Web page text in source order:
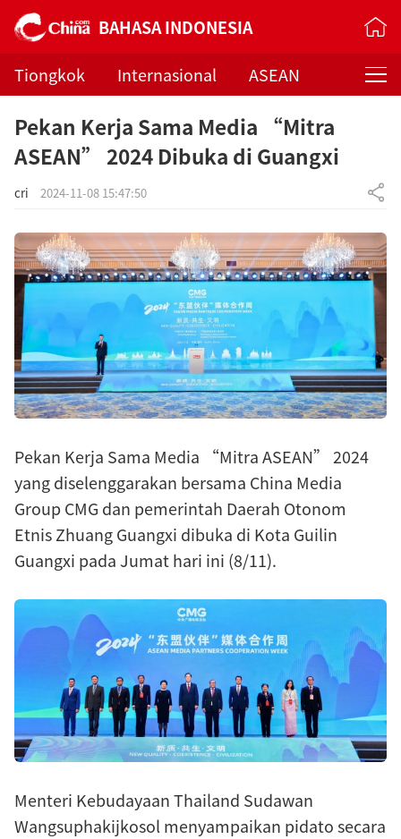
BAHASA INDONESIA
Tiongkok Internasional
ASEAN
Beijing Banget
Pekan Kerja Sama Media “Mitra
ASEAN” 2024 Dibuka di Guangxi
cri 2024-11-08 15:47:50
Pekan Kerja Sama Media “Mitra ASEAN” 2024
yang diselenggarakan bersama China Media
Group CMG dan pemerintah Daerah Otonom
Etnis Zhuang Guangxi dibuka di Kota Guilin
Guangxi pada Jumat hari ini (8/11).
Menteri Kebudayaan Thailand Sudawan
Wangsuphakijkosol menyampaikan pidato secara